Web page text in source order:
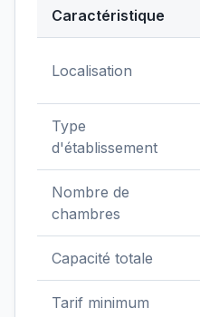
Caractéristique
Localisation
Type
d'établissement
Nombre de
chambres
Capacité totale
Tarif minimum